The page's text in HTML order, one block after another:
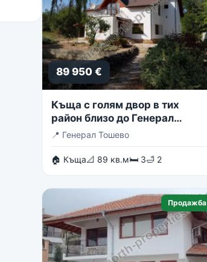
89 950 €
Къща с голям двор в тих
район близо до Генерал
Тошево
📍 Генерал Тошево
🏠 Къща📐 89 кв.м🛏 3🛁 2
Продажба